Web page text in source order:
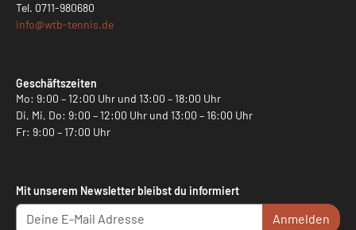
Tel. 0711-980680
info@wtb-tennis.de
Geschäftszeiten
Mo: 9:00 – 12:00 Uhr und 13:00 – 18:00 Uhr
Di, Mi, Do: 9:00 – 12:00 Uhr und 13:00 – 16:00 Uhr
Fr: 9:00 – 17:00 Uhr
Mit unserem Newsletter bleibst du informiert
Anmelden